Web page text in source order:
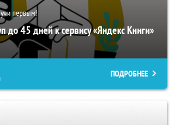
первым!
до 45 дней к сервису «Яндекс Книги»
ПОДРОБНЕЕ